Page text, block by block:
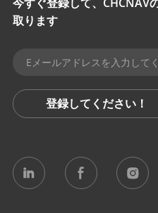
取ります
登録してください！